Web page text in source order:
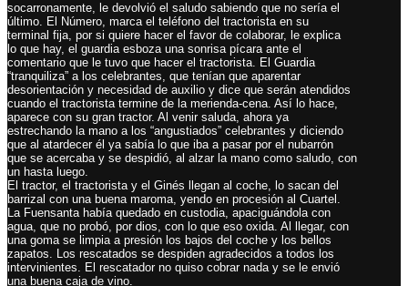
socarronamente, le devolvió el saludo sabiendo que no sería el
último. El Número, marca el teléfono del tractorista en su
terminal fija, por si quiere hacer el favor de colaborar, le explica
lo que hay, el guardia esboza una sonrisa pícara ante el
comentario que le tuvo que hacer el tractorista. El Guardia
“tranquiliza” a los celebrantes, que tenían que aparentar
desorientación y necesidad de auxilio y dice que serán atendidos
cuando el tractorista termine de la merienda-cena. Así lo hace,
aparece con su gran tractor. Al venir saluda, ahora ya
estrechando la mano a los “angustiados” celebrantes y diciendo
que al atardecer él ya sabía lo que iba a pasar por el nubarrón
que se acercaba y se despidió, al alzar la mano como saludo, con
un hasta luego.
El tractor, el tractorista y el Ginés llegan al coche, lo sacan del
barrizal con una buena maroma, yendo en procesión al Cuartel.
La Fuensanta había quedado en custodia, apaciguándola con
agua, que no probó, por dios, con lo que eso oxida. Al llegar, con
una goma se limpia a presión los bajos del coche y los bellos
zapatos. Los rescatados se despiden agradecidos a todos los
intervinientes. El rescatador no quiso cobrar nada y se le envió
una buena caja de vino.